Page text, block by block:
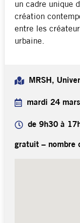
un cadre unique
création
entre les
urbaine.
MRSH,
mardi 24
de 9h30 à
gratuit – nombre